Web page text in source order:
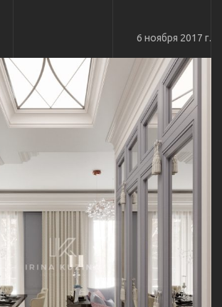
6 ноября 2017 г.